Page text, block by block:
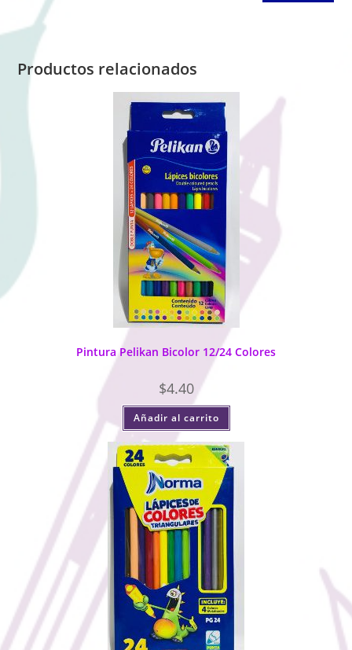
Productos relacionados
Pintura Pelikan Bicolor 12/24 Colores
$4.40
Añadir al carrito